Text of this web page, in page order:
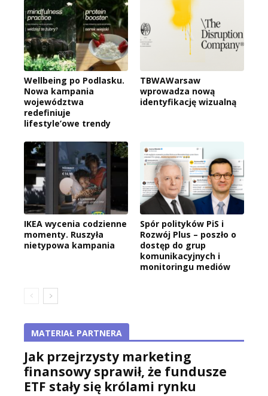
Wellbeing po Podlasku.
Nowa kampania
województwa
redefiniuje
lifestyle’owe trendy
TBWAWarsaw
wprowadza nową
identyfikację wizualną
IKEA wycenia codzienne
momenty. Ruszyła
nietypowa kampania
Spór polityków PiS i
Rozwój Plus – poszło o
dostęp do grup
komunikacyjnych i
monitoringu mediów
MATERIAŁ PARTNERA
Jak przejrzysty marketing
finansowy sprawił, że fundusze
ETF stały się królami rynku